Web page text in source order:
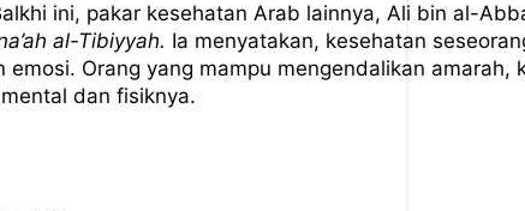
ini, pakar kesehatan Arab lainnya, Ali bin al-
al-Tibiyyah. Ia menyatakan, kesehatan
Orang yang mampu mengendalikan amarah,
dan fisiknya.